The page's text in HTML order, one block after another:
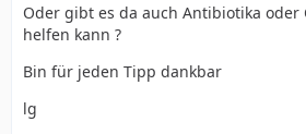
Oder gibt es da auch Antibiotika oder
helfen kann ?
Bin für jeden Tipp dankbar
lg